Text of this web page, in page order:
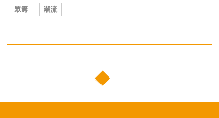
眾籌 潮流